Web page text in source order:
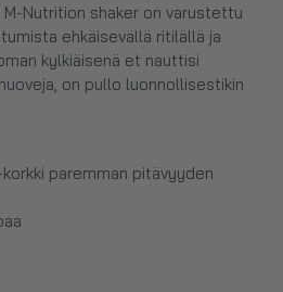
Nutrition shaker on varustettu
ehkäisevällä ritilällä ja
kylkiäisenä et nauttisi
on pullo luonnollisestikin
paremman pitävyyden